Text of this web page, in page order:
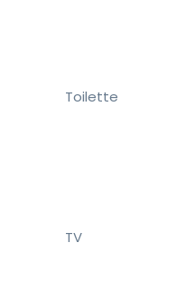
Toilette
TV